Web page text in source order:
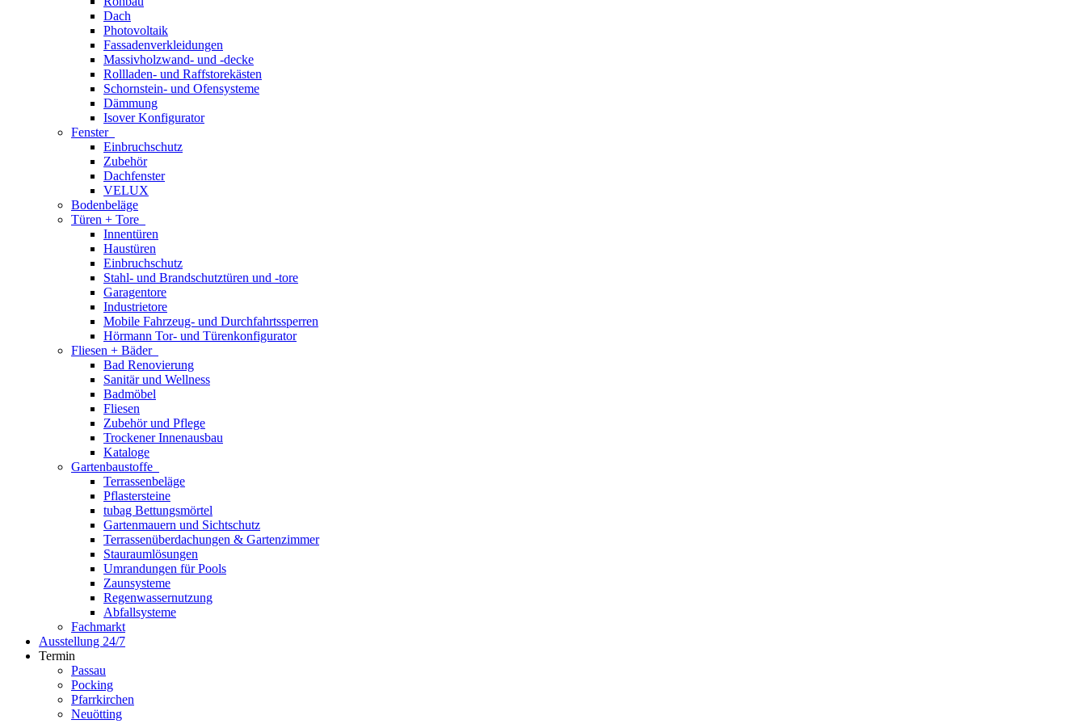
Dach
Photovoltaik
Fassadenverkleidungen
Massivholzwand- und -decke
Rollladen- und Raffstorekästen
Schornstein- und Ofensysteme
Dämmung
Isover Konfigurator
Fenster
Einbruchschutz
Zubehör
Dachfenster
VELUX
Bodenbeläge
Türen + Tore
Innentüren
Haustüren
Einbruchschutz
Stahl- und Brandschutztüren und -tore
Garagentore
Industrietore
Mobile Fahrzeug- und Durchfahrtssperren
Hörmann Tor- und Türenkonfigurator
Fliesen + Bäder
Bad Renovierung
Sanitär und Wellness
Badmöbel
Fliesen
Zubehör und Pflege
Trockener Innenausbau
Kataloge
Gartenbaustoffe
Terrassenbeläge
Pflastersteine
tubag Bettungsmörtel
Gartenmauern und Sichtschutz
Terrassenüberdachungen & Gartenzimmer
Stauraumlösungen
Umrandungen für Pools
Zaunsysteme
Regenwassernutzung
Abfallsysteme
Fachmarkt
Ausstellung 24/7
Termin
Passau
Pocking
Pfarrkirchen
Neuötting